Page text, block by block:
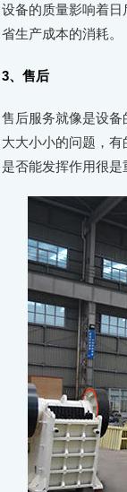
设备的质量影响着
省生产成本的消耗。
3、售后
售后服务就像是设
大大小小的问题，
是否能发挥作用很是